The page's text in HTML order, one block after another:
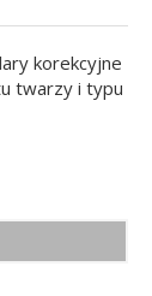
korekcyjne
twarzy i typu